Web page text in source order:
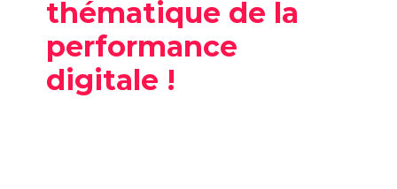
thématique de la
performance
digitale !